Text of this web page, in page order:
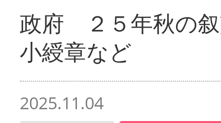
政府 ２５年秋の
小綬章など
2025.11.04